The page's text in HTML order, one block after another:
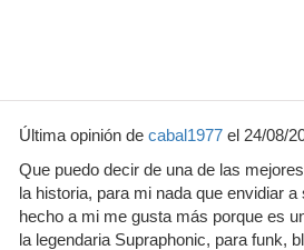
Última opinión de cabal1977 el 24/08/
Que puedo decir de una de las
la historia, para mi nada que envidiar
hecho a mi me gusta más porque es
la legendaria Supraphonic, para funk,